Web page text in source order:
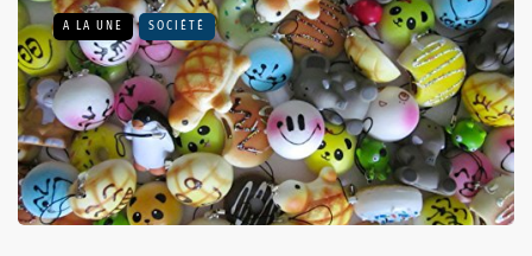
A LA UNE SOCIÉTÉ